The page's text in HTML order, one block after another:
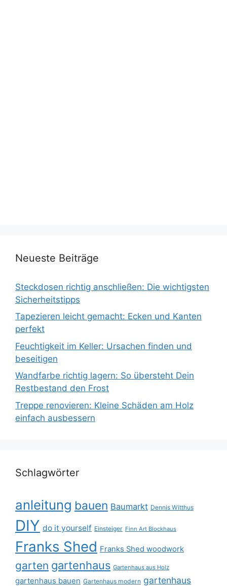
Neueste Beiträge
Steckdosen richtig anschließen: Die wichtigsten
Sicherheitstipps
Tapezieren leicht gemacht: Ecken und Kanten
perfekt
Feuchtigkeit im Keller: Ursachen finden und
beseitigen
Wandfarbe richtig lagern: So übersteht Dein
Restbestand den Frost
Treppe renovieren: Kleine Schäden am Holz
einfach ausbessern
Schlagwörter
anleitung bauen Baumarkt Dennis Witthus
DIY do it yourself Einsteiger Finn Art Blockhaus
Franks Shed Franks Shed woodwork
garten gartenhaus Gartenhaus aus Holz
gartenhaus bauen Gartenhaus modern gartenhaus